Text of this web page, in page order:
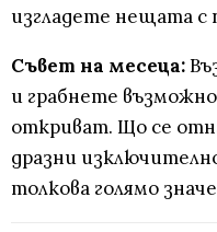
изгладете нещата
Съвет на месеца:
и грабнете
откриват. Що се
дразни
толкова голямо